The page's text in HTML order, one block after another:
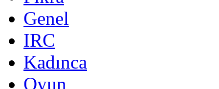
Genel
IRC
Kadınca
Oyun